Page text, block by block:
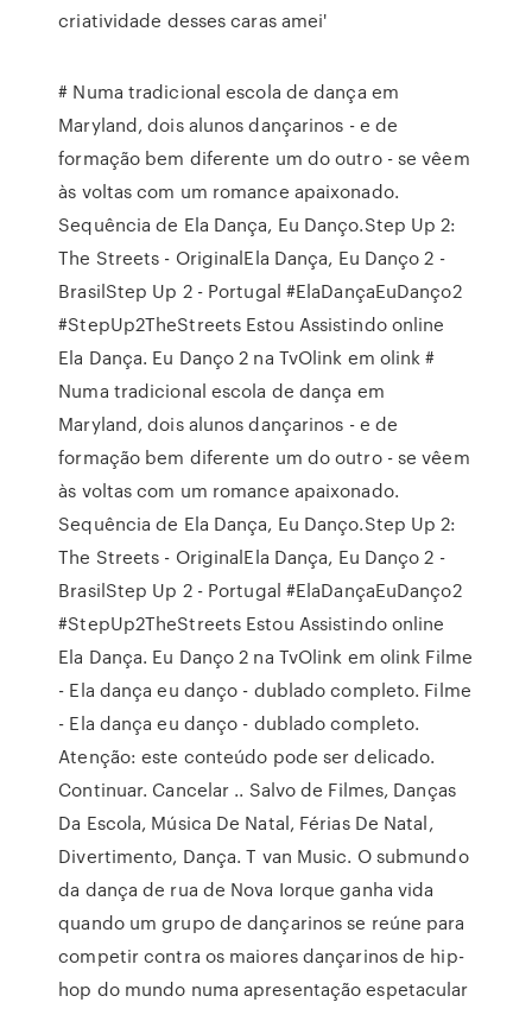
criatividade desses caras amei'
# Numa tradicional escola de dança em
Maryland, dois alunos dançarinos - e de
formação bem diferente um do outro - se vêem
às voltas com um romance apaixonado.
Sequência de Ela Dança, Eu Danço.Step Up 2:
The Streets - OriginalEla Dança, Eu Danço 2 -
BrasilStep Up 2 - Portugal #ElaDançaEuDanço2
#StepUp2TheStreets Estou Assistindo online
Ela Dança. Eu Danço 2 na TvOlink em olink #
Numa tradicional escola de dança em
Maryland, dois alunos dançarinos - e de
formação bem diferente um do outro - se vêem
às voltas com um romance apaixonado.
Sequência de Ela Dança, Eu Danço.Step Up 2:
The Streets - OriginalEla Dança, Eu Danço 2 -
BrasilStep Up 2 - Portugal #ElaDançaEuDanço2
#StepUp2TheStreets Estou Assistindo online
Ela Dança. Eu Danço 2 na TvOlink em olink Filme
- Ela dança eu danço - dublado completo. Filme
- Ela dança eu danço - dublado completo.
Atenção: este conteúdo pode ser delicado.
Continuar. Cancelar .. Salvo de Filmes, Danças
Da Escola, Música De Natal, Férias De Natal,
Divertimento, Dança. T van Music. O submundo
da dança de rua de Nova Iorque ganha vida
quando um grupo de dançarinos se reúne para
competir contra os maiores dançarinos de hip-
hop do mundo numa apresentação espetacular